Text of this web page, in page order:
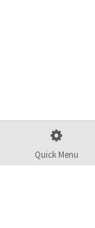
Quick Menu